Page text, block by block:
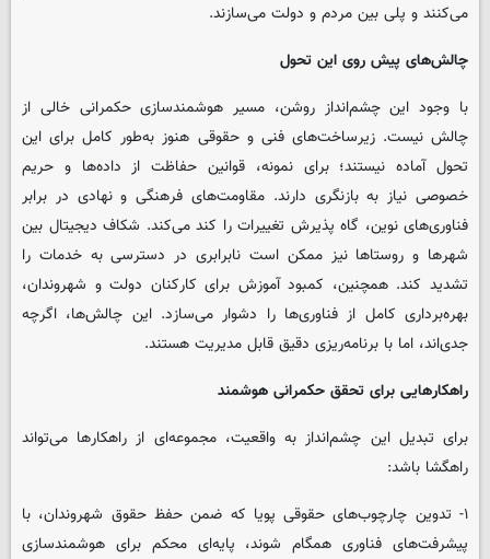
می‌کنند و پلی بین مردم و دولت می‌سازند.
چالش‌های پیش روی این تحول
با وجود این چشم‌انداز روشن، مسیر هوشمندسازی حکمرانی خالی از
چالش نیست. زیرساخت‌های فنی و حقوقی هنوز به‌طور کامل برای این
تحول آماده نیستند؛ برای نمونه، قوانین حفاظت از داده‌ها و حریم
خصوصی نیاز به بازنگری دارند. مقاومت‌های فرهنگی و نهادی در برابر
فناوری‌های نوین، گاه پذیرش تغییرات را کند می‌کند. شکاف دیجیتال بین
شهرها و روستاها نیز ممکن است نابرابری در دسترسی به خدمات را
تشدید کند. همچنین، کمبود آموزش برای کارکنان دولت و شهروندان،
بهره‌برداری کامل از فناوری‌ها را دشوار می‌سازد. این چالش‌ها، اگرچه
جدی‌اند، اما با برنامه‌ریزی دقیق قابل مدیریت هستند.
راهکارهایی برای تحقق حکمرانی هوشمند
برای تبدیل این چشم‌انداز به واقعیت، مجموعه‌ای از راهکارها می‌تواند
راهگشا باشد:
۱- تدوین چارچوب‌های حقوقی پویا که ضمن حفظ حقوق شهروندان، با
پیشرفت‌های فناوری همگام شوند، پایه‌ای محکم برای هوشمندسازی